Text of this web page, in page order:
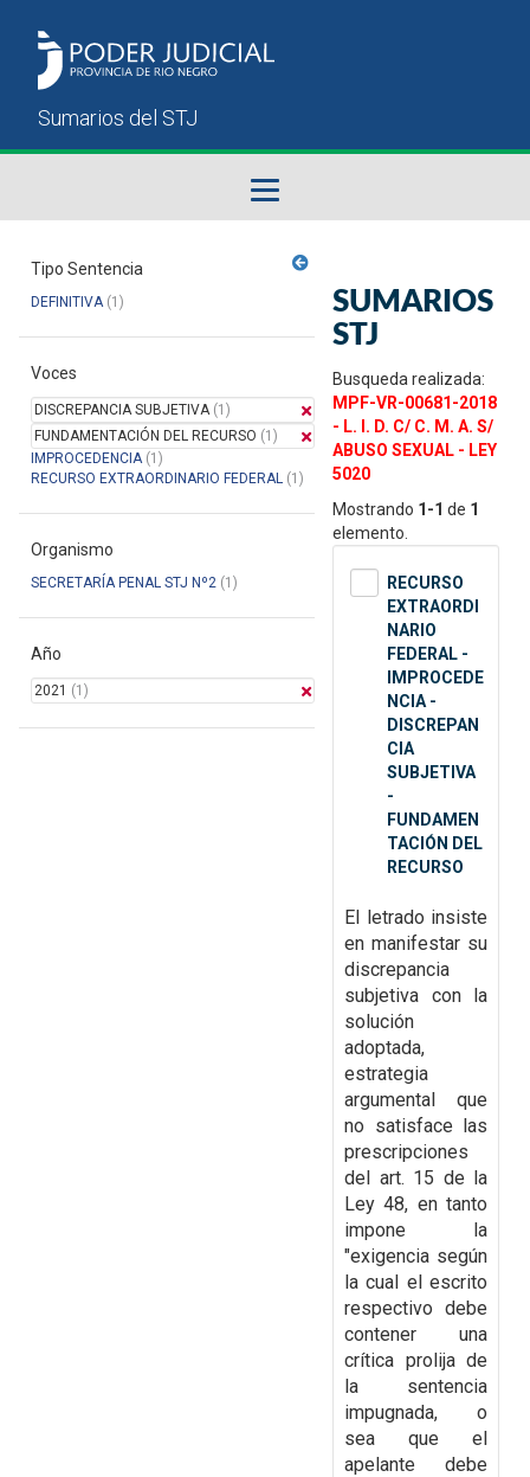
Sumarios del STJ
Manual del Usuario
Tipo Sentencia
DEFINITIVA(1)
Voces
DISCREPANCIA SUBJETIVA(1)
FUNDAMENTACIÓN DEL RECURSO (1)
IMPROCEDENCIA(1)
RECURSO EXTRAORDINARIO FEDERAL (1)
Organismo
SECRETARÍA PENAL STJ Nº2 (1)
Año
2021 (1)
SUMARIOS
STJ
Busqueda realizada:
MPF-VR-00681-2018
- L. I. D. C/ C. M. A. S/
ABUSO SEXUAL - LEY
5020
Mostrando 1-1 de 1
elemento.
RECURSO
EXTRAORDI
NARIO
FEDERAL -
IMPROCEDE
NCIA -
DISCREPAN
CIA
SUBJETIVA
-
FUNDAMEN
TACIÓN DEL
RECURSO
El letrado insiste
en manifestar su
discrepancia
subjetiva con la
solución
adoptada,
estrategia
argumental que
no satisface las
prescripciones
del art. 15 de la
Ley 48, en tanto
impone la
"exigencia según
la cual el escrito
respectivo debe
contener una
crítica prolija de
la sentencia
impugnada, o
sea que el
apelante debe